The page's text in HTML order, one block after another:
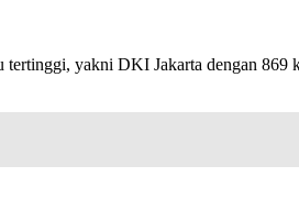
yakni DKI Jakarta dengan 869